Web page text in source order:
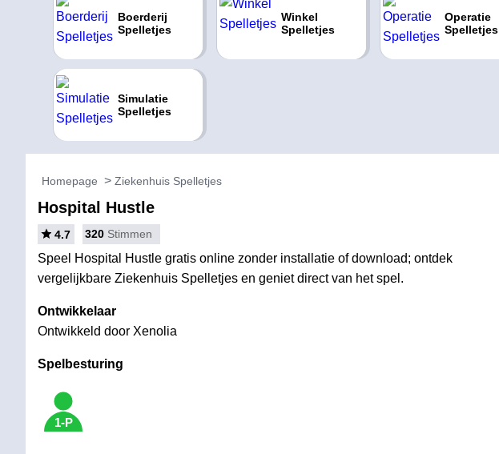
Boerderij
Spelletjes
Winkel
Spelletjes
Operatie
Spelletjes
Simulatie
Spelletjes
Homepage Ziekenhuis Spelletjes
Hospital Hustle
4.7 320 Stimmen
Speel Hospital Hustle gratis online zonder installatie of download; ontdek
vergelijkbare Ziekenhuis Spelletjes en geniet direct van het spel.
Ontwikkelaar
Ontwikkeld door Xenolia
Spelbesturing
1-P